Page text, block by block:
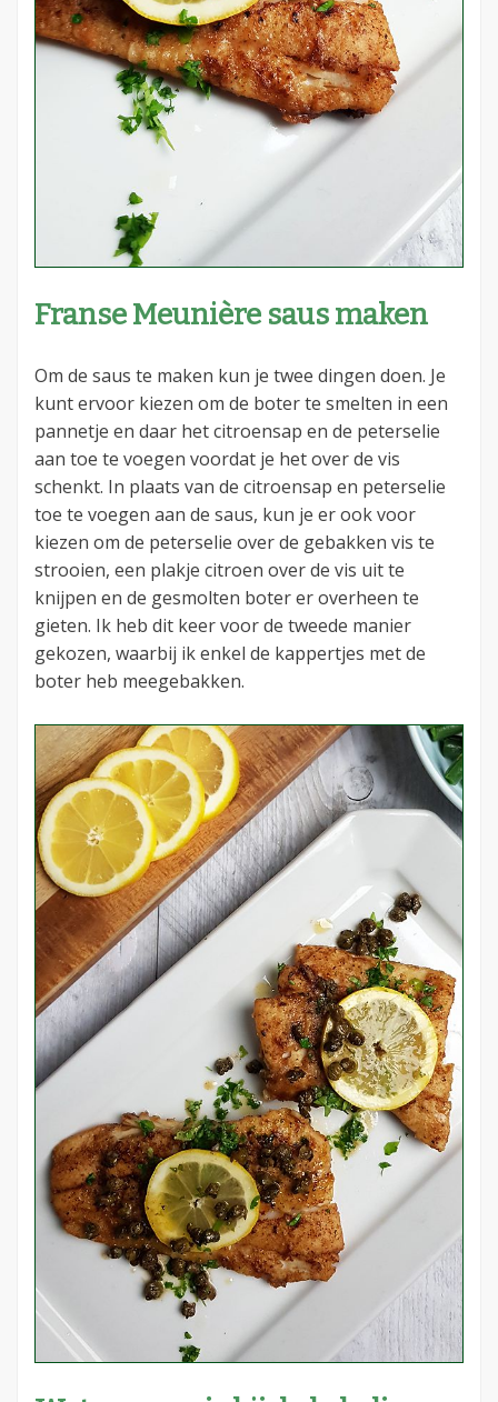
Franse Meunière saus maken
Om de saus te maken kun je twee dingen doen. Je
kunt ervoor kiezen om de boter te smelten in een
pannetje en daar het citroensap en de peterselie
aan toe te voegen voordat je het over de vis
schenkt. In plaats van de citroensap en peterselie
toe te voegen aan de saus, kun je er ook voor
kiezen om de peterselie over de gebakken vis te
strooien, een plakje citroen over de vis uit te
knijpen en de gesmolten boter er overheen te
gieten. Ik heb dit keer voor de tweede manier
gekozen, waarbij ik enkel de kappertjes met de
boter heb meegebakken.